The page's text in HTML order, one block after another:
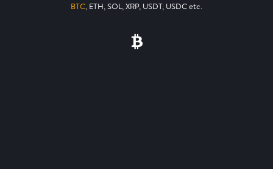
BTC, ETH, SOL, XRP, USDT, USDC etc.